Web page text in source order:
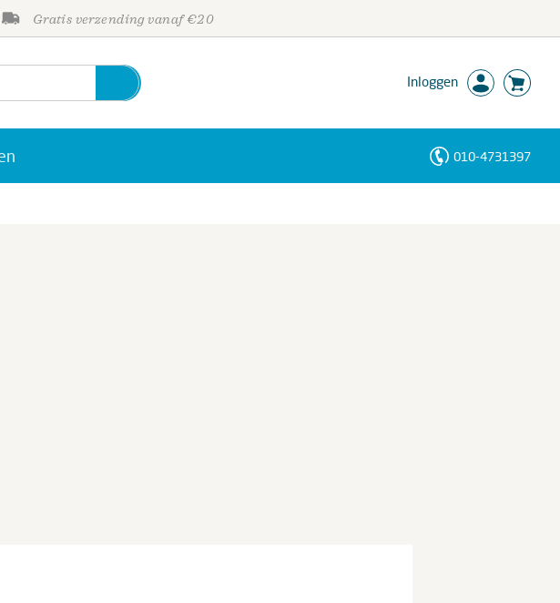
Gratis verzending vanaf €20
Inloggen
010-4731397
Personen